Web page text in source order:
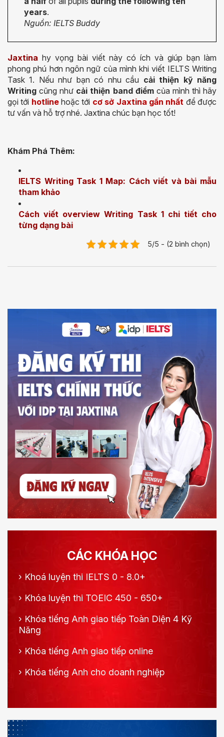
years.
Nguồn: IELTS Buddy
Jaxtina hy vọng bài viết này có ích và giúp bạn làm
phong phú hơn ngôn ngữ của mình khi viết IELTS Writing
Task 1. Nếu như bạn có nhu cầu cải thiện kỹ năng
Writing cũng như cải thiện band điểmcủa mình thì hãy
gọi tới hotlinehoặc tới cơ sở Jaxtina gần nhất để được
tư vấn và hỗ trợ nhé. Jaxtina chúc bạn học tốt!
Khám Phá Thêm:
IELTS Writing Task 1 Map: Cách viết và bài mẫu
tham khảo
Cách viết overview Writing Task 1 chi tiết cho
từng dạng bài
5/5 - (2 bình chọn)
CÁC KHÓA HỌC
› Khoá luyện thi IELTS 0 - 8.0+
› Khóa luyện thi TOEIC 450 - 650+
› Khóa tiếng Anh giao tiếp Toàn Diện 4 Kỹ
Năng
› Khóa tiếng Anh giao tiếp online
› Khóa tiếng Anh cho doanh nghiệp